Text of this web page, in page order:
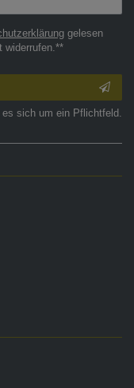
gelesen
widerrufen.**
es sich um ein Pflichtfeld.